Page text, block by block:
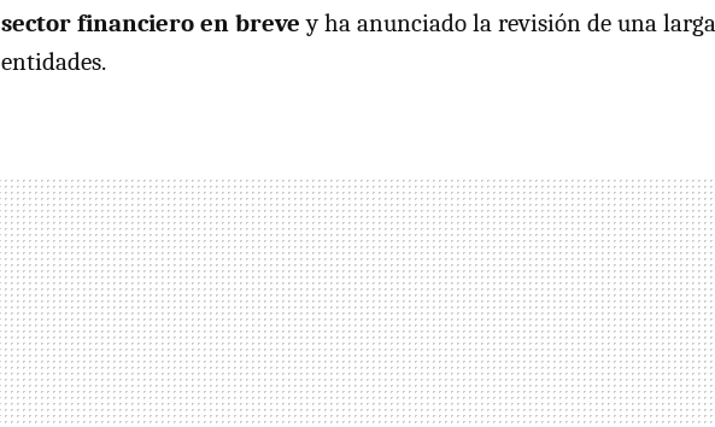
sector financiero en breve y ha anunciado la revisión de una
entidades.